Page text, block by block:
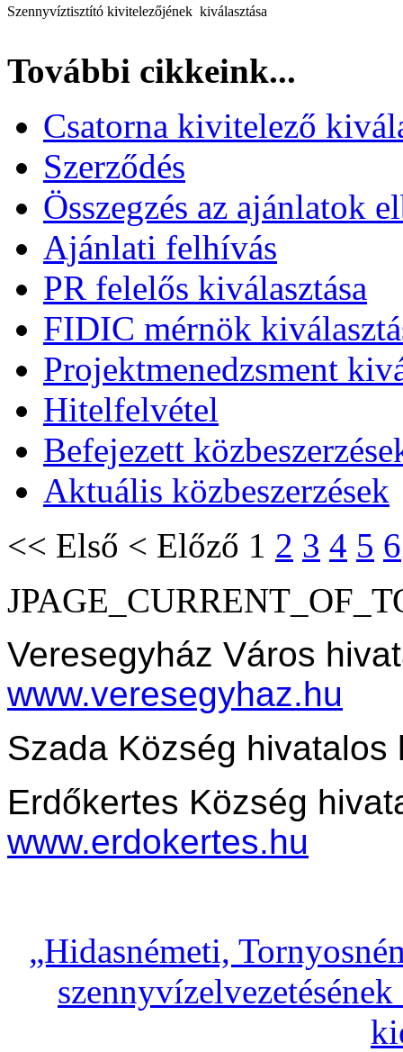
Szennyvíztisztító kivitelezőjének kiválasztása
További cikkeink...
Csatorna kivitelező
Szerződés
Összegzés az ajánlatok
Ajánlati felhívás
PR felelős kiválasztása
FIDIC mérnök
Projektmenedzsment
Hitelfelvétel
Befejezett
Aktuális közbeszerzések
<< Első < Előző 1 2 3 4 5 6
Veresegyház Város
www.veresegyhaz.hu
Szada Község
Erdőkertes Község
www.erdokertes.hu
„Hidasnémeti,